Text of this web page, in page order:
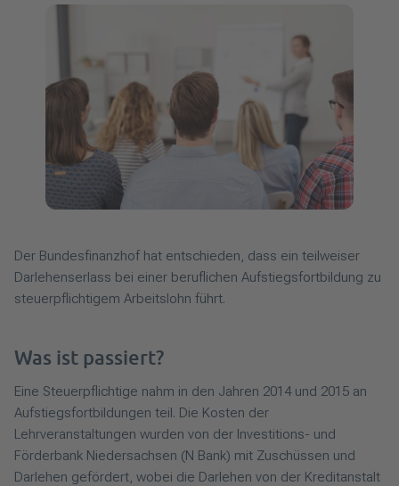
Der Bundesfinanzhof hat entschieden, dass ein teilweiser
Darlehenserlass bei einer beruflichen Aufstiegsfortbildung zu
steuerpflichtigem Arbeitslohn führt.
Was ist passiert?
Eine Steuerpflichtige nahm in den Jahren 2014 und 2015 an
Aufstiegsfortbildungen teil. Die Kosten der
Lehrveranstaltungen wurden von der Investitions- und
Förderbank Niedersachsen (N Bank) mit Zuschüssen und
Darlehen gefördert, wobei die Darlehen von der Kreditanstalt